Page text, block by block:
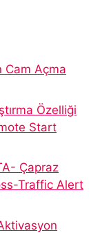
Cam Açma
Özelliği
Start
Çapraz
Traffic Alert